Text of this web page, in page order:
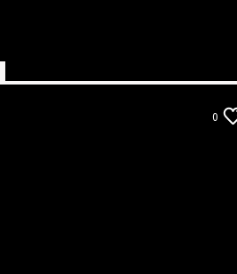
0